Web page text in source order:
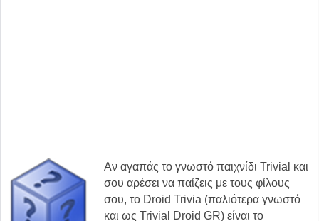
Αν αγαπάς το γνωστό παιχνίδι Trivial και
σου αρέσει να παίζεις με τους φίλους
σου, το Droid Trivia (παλιότερα γνωστό
και ως Trivial Droid GR) είναι το